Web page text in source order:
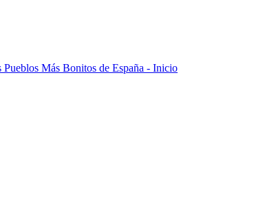
Pueblos Más Bonitos de España - Inicio